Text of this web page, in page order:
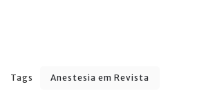
Tags Anestesia em Revista